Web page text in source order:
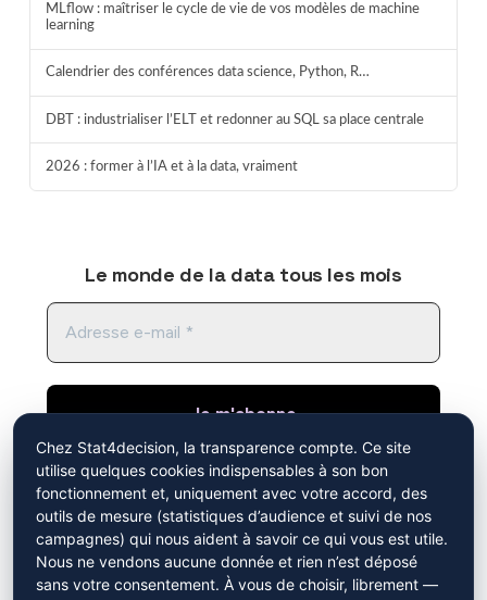
MLflow : maîtriser le cycle de vie de vos modèles de machine
learning
Calendrier des conférences data science, Python, R…
DBT : industrialiser l’ELT et redonner au SQL sa place centrale
2026 : former à l’IA et à la data, vraiment
Le monde de la data tous les mois
En cliquant sur "je m'abonne", vous acceptez de
recevoir notre newsletter. Vous avez pris
connaissance de notrepolitique de
confidentialité
Mistral AI
Chez Stat4decision, la transparence compte. Ce site
utilise quelques cookies indispensables à son bon
fonctionnement et, uniquement avec votre accord, des
outils de mesure (statistiques d’audience et suivi de nos
campagnes) qui nous aident à savoir ce qui vous est utile.
Nous ne vendons aucune donnée et rien n’est déposé
sans votre consentement. À vous de choisir, librement —